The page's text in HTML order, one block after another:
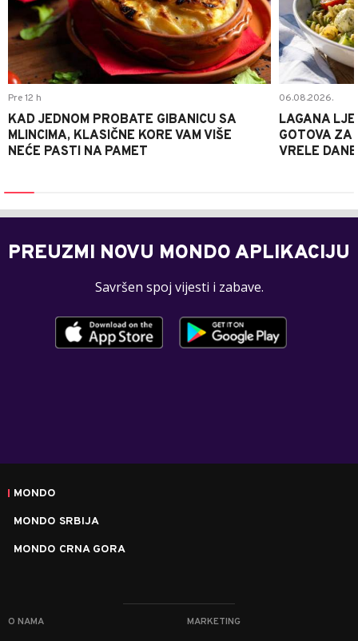
Pre 12 h
KAD JEDNOM PROBATE GIBANICU SA
MLINCIMA, KLASIČNE KORE VAM VIŠE
NEĆE PASTI NA PAMET
06.08.2026.
LAGANA
GOTOVA ZA
VRELE DANE
PREUZMI NOVU MONDO APLIKACIJU
Savršen spoj vijesti i zabave.
MONDO
MONDO SRBIJA
MONDO CRNA GORA
O NAMA MARKETING